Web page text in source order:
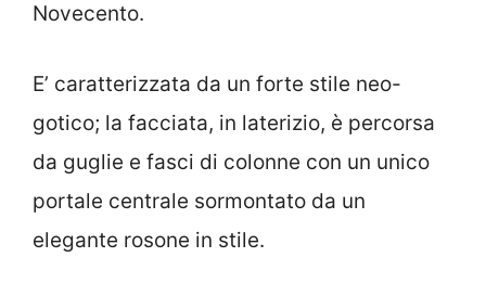
Novecento.
E’ caratterizzata da un forte stile neo-
gotico; la facciata, in laterizio, è percorsa
da guglie e fasci di colonne con un unico
portale centrale sormontato da un
elegante rosone in stile.